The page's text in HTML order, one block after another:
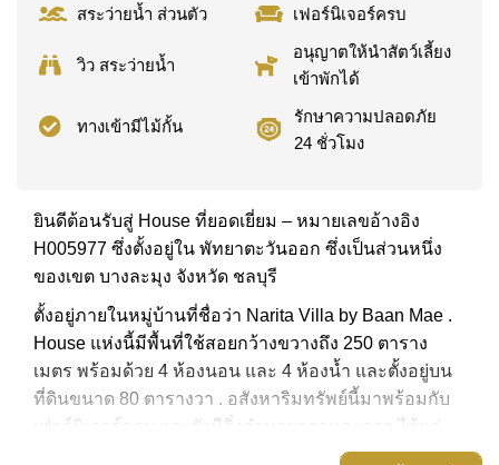
สระว่ายน้ำ ส่วนตัว
เฟอร์นิเจอร์ครบ
วิว สระว่ายน้ำ
อนุญาตให้นำสัตว์เลี้ยง
เข้าพักได้
ทางเข้ามีไม้กั้น
รักษาความปลอดภัย
24 ชั่วโมง
ยินดีต้อนรับสู่ House ที่ยอดเยี่ยม – หมายเลขอ้างอิง
H005977 ซึ่งตั้งอยู่ใน พัทยาตะวันออก ซึ่งเป็นส่วนหนึ่ง
ของเขต บางละมุง จังหวัด ชลบุรี
ตั้งอยู่ภายในหมู่บ้านที่ชื่อว่า Narita Villa by Baan Mae .
House แห่งนี้มีพื้นที่ใช้สอยกว้างขวางถึง 250 ตาราง
เมตร พร้อมด้วย 4 ห้องนอน และ 4 ห้องน้ำ และตั้งอยู่บน
ที่ดินขนาด 80 ตารางวา . อสังหาริมทรัพย์นี้มาพร้อมกับ
เฟอร์นิเจอร์ครบ และยังมีสิ่งอำนวยความสะดวก ได้แก่
สวนส่วนตัว, บ้านตรงหัวมุม, ระเบียงกลางแจ้งที่มีหลังคา,